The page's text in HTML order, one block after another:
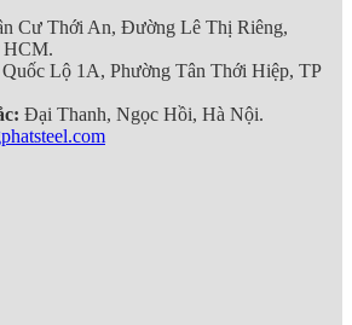
Cư Thới An, Đường Lê Thị Riêng,
HCM.
Quốc Lộ 1A, Phường Tân Thới Hiệp, TP
Đại Thanh, Ngọc Hồi, Hà Nội.